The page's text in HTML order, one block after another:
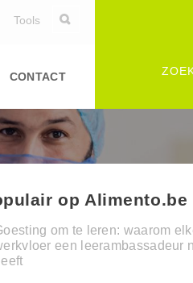
Tools
CONTACT
op Alimento.be
om te leren: waarom
een leerambassadeur